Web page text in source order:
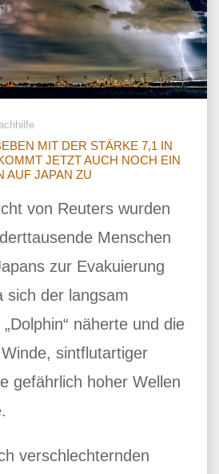
MIT DER STÄRKE 7,1 IN
JETZT AUCH NOCH EIN
AUF JAPAN ZU
von Reuters wurden
Menschen
zur Evakuierung
sich der langsam
näherte und die
sintflutartiger
gefährlich hoher Wellen
verschlechternden